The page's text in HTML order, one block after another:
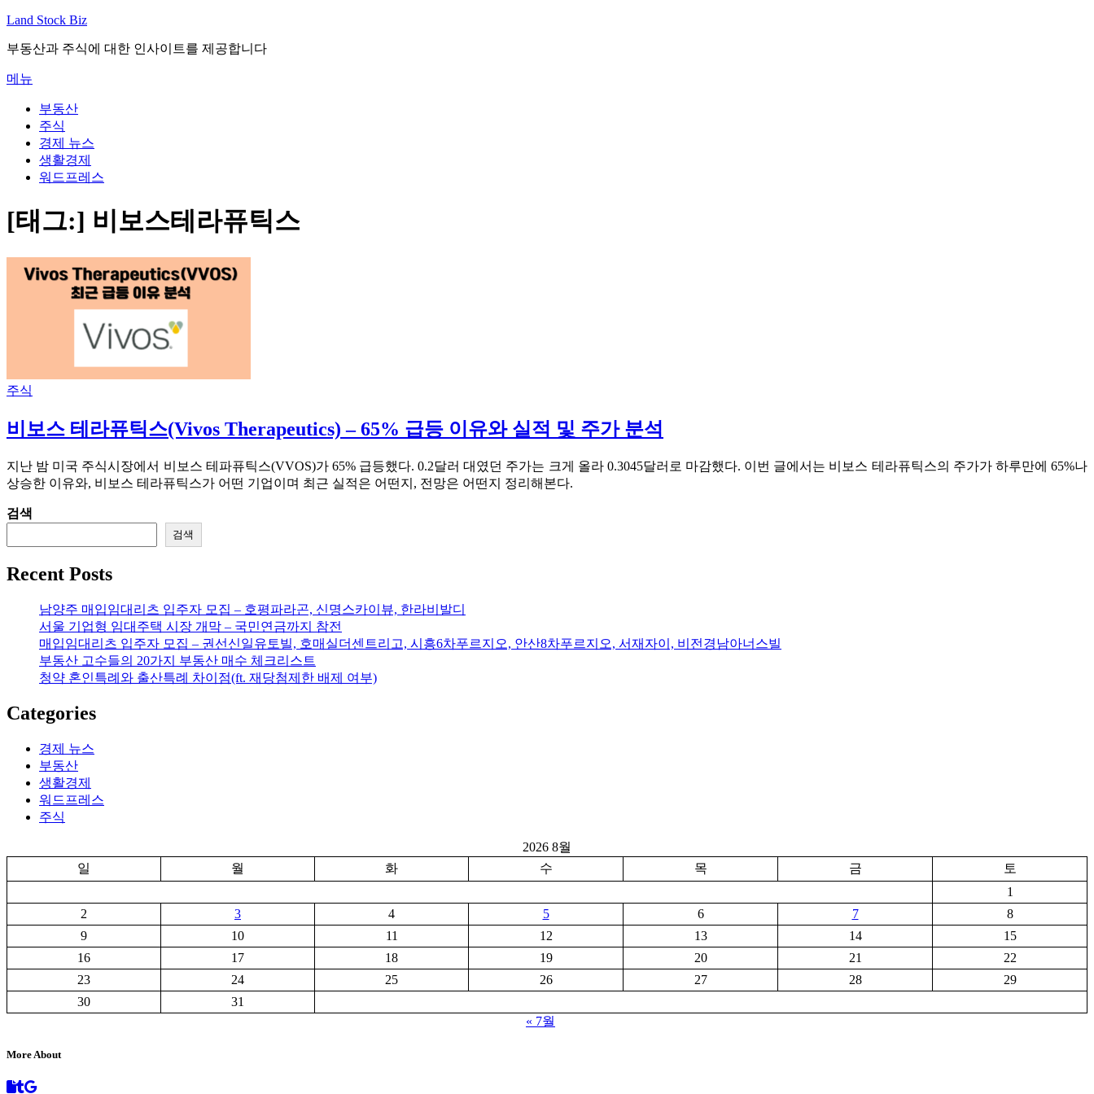
내
으
로
바
Land Stock Biz
부동산과 주식에 대한 인사이트를 제공합니다
메뉴
부동산
주식
경제 뉴스
생활경제
워드프레스
[태그:] 비보스테라퓨틱스
주식
비보스 테라퓨틱스(Vivos Therapeutics) – 65% 급등 이유와 실적 및 주가 분석
지난 밤 미국 주식시장에서 비보스 테파퓨틱스(VVOS)가 65% 급등했다. 0.2달러 대였던 주가는 크게 올라 0.3045달러로 마감했다. 이번 글에서는 비보스 테라퓨틱스의 주가가 하루만에 65%나
상승한 이유와, 비보스 테라퓨틱스가 어떤 기업이며 최근 실적은 어떤지, 전망은 어떤지 정리해본다.
검색
검색
Recent Posts
남양주 매입임대리츠 입주자 모집 – 호평파라곤, 신명스카이뷰, 한라비발디
서울 기업형 임대주택 시장 개막 – 국민연금까지 참전
매입임대리츠 입주자 모집 – 권선신일유토빌, 호매실더센트리고, 시흥6차푸르지오, 안산8차푸르지오, 서재자이, 비전경남아너스빌
부동산 고수들의 20가지 부동산 매수 체크리스트
청약 혼인특례와 출산특례 차이점(ft. 재당첨제한 배제 여부)
Categories
경제 뉴스
부동산
생활경제
워드프레스
주식
2026 8월
일
월 화 수 목 금
토
1
2
3 4 5 6 7
8
9
10 11 12 13 14
15
16
17 18 19 20 21
22
23
24 25 26 27 28
29
30
31
« 7월
More About